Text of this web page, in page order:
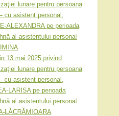
lunare pentru persoana
cu asistent personal,
ALEXANDRA pe perioada
al asistentului personal
13 mai 2025 privind
lunare pentru persoana
cu asistent personal,
LARISA pe perioada
al asistentului personal
LĂCRĂMIOARA